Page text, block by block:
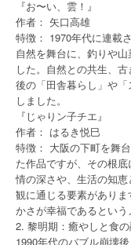
『お〜い、雲！』
作者： 矢口高雄
特徴： 1970年代に連載
自然を舞台に、釣りや
した。自然との共生、
後の「田舎暮らし」や
しました。
『じゃりン子チエ』
作者： はるき悦巳
特徴： 大阪の下町を舞
た作品ですが、その根
情の深さや、生活の知
観に通じる要素があり
かさが幸福であるという
2. 黎明期：癒やしと食の
1990年代のバブル崩壊